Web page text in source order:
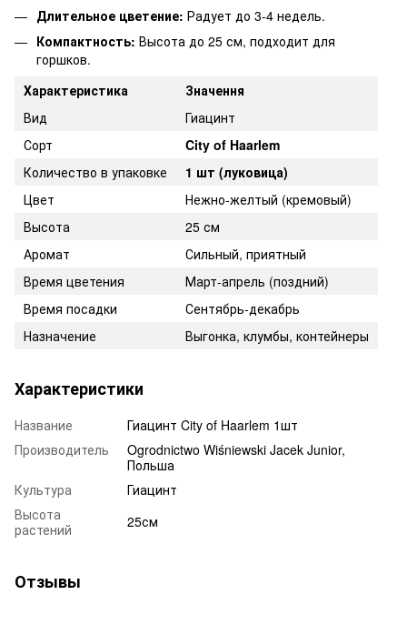
Длительное цветение: Радует до 3-4 недель.
Компактность: Высота до 25 см, подходит для
горшков.
Характеристика
Значення
Вид
Гиацинт
Сорт
City of Haarlem
Количество в упаковке
1 шт (луковица)
Цвет
Нежно-желтый (кремовый)
Высота
25 см
Аромат
Сильный, приятный
Время цветения
Март-апрель (поздний)
Время посадки
Сентябрь-декабрь
Назначение
Выгонка, клумбы, контейнеры
Характеристики
Название
Гиацинт City of Haarlem 1шт
Производитель
Ogrodnictwo Wiśniewski Jacek Junior,
Польша
Культура
Гиацинт
Высота
растений
25см
Отзывы